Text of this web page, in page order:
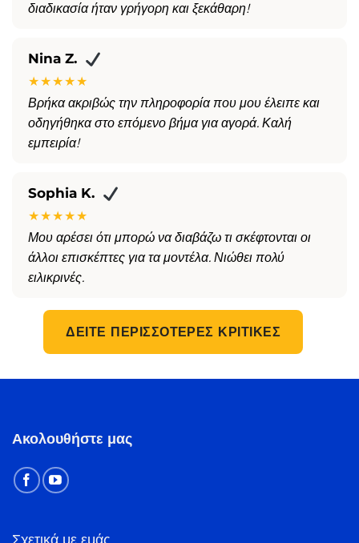
διαδικασία ήταν γρήγορη και ξεκάθαρη!
Nina Z.
★★★★★
Βρήκα ακριβώς την πληροφορία που μου έλειπε και
οδηγήθηκα στο επόμενο βήμα για αγορά. Καλή
εμπειρία!
Sophia K.
★★★★★
Μου αρέσει ότι μπορώ να διαβάζω τι σκέφτονται οι
άλλοι επισκέπτες για τα μοντέλα. Νιώθει πολύ
ειλικρινές.
ΔΕΊΤΕ ΠΕΡΙΣΣΌΤΕΡΕΣ ΚΡΙΤΙΚΈΣ
Ακολουθήστε μας
Σχετικά με εμάς